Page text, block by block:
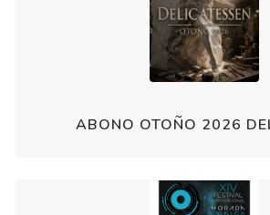
ABONO OTOÑO 2026